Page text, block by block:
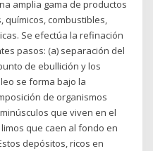
amplia gama de productos
químicos, combustibles,
Se efectúa la refinación
pasos: (a) separación del
de ebullición y los
se forma bajo la
de organismos
que viven en el
que caen al fondo en
depósitos, ricos en